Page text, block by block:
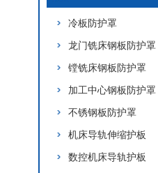
冷板防护罩
龙门铣床钢板防护罩
镗铣床钢板防护罩
加工中心钢板防护罩
不锈钢板防护罩
机床导轨伸缩护板
数控机床导轨护板